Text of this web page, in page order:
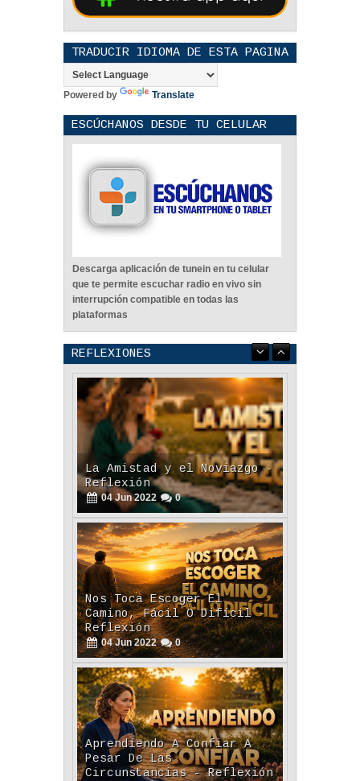
TRADUCIR IDIOMA DE ESTA PAGINA
Powered by Translate
ESCÚCHANOS DESDE TU CELULAR
Descarga aplicación de tunein en tu celular
que te permite escuchar radio en vivo sin
interrupción compatible en todas las
plataformas
REFLEXIONES
La Amistad y el Noviazgo -
Reflexión
04 Jun 2022 0
Nos Toca Escoger El
Camino, Fácil O Difícil -
Reflexión
04 Jun 2022 0
Aprendiendo A Confiar A
Pesar De Las
Circunstancias - Reflexión